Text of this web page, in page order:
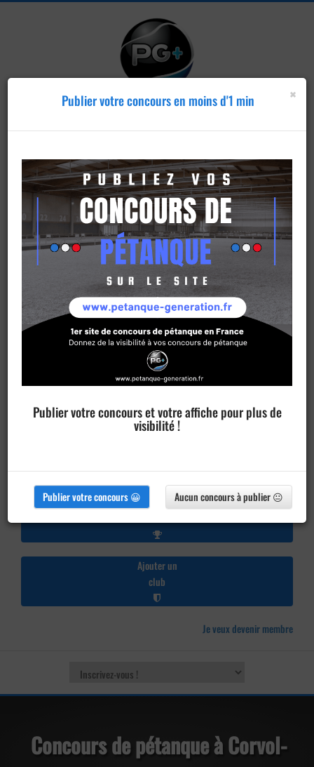
Publier un
Ajouter un
club
Je veux devenir membre
Concours de pétanque à Corvol-
×
Publier votre concours en moins d'1 min
Publier votre concours et votre affiche pour plus de
visibilité !
Publier votre concours 😀 Aucun concours à publier 😐